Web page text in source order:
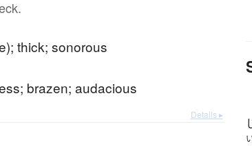
thick; sonorous
brazen; audacious
Details ▸